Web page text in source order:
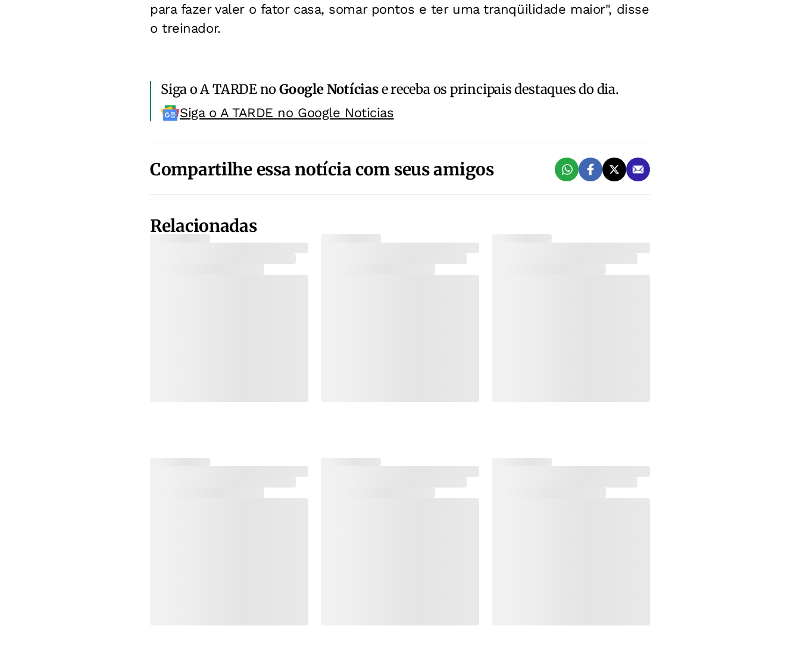
para fazer valer o fator casa, somar pontos e ter uma tranqüilidade maior", disse
o treinador.
Siga o A TARDE noGoogle Notíciase receba os principais destaques do dia.
Siga o A TARDE no Google Noticias
Compartilhe essa notícia com seus amigos
Relacionadas